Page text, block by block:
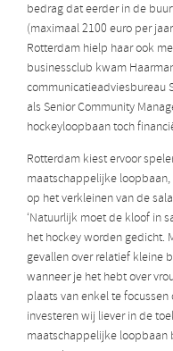
bedrag dat eerder in de
(maximaal 2100 euro per
Rotterdam hielp haar ook
businessclub kwam
communicatieadviesbureau
als Senior Community
hockeyloopbaan toch
Rotterdam kiest ervoor
maatschappelijke
op het verkleinen van de
‘Natuurlijk moet de kloof in
het hockey worden gedicht.
gevallen over relatief kleine
wanneer je het hebt over
plaats van enkel te
investeren wij liever in de
maatschappelijke loopbaan